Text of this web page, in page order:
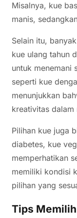
Misalnya, kue
manis,
Selain itu,
kue ulang tahun
untuk menemani
seperti kue
menunjukkan
kreativitas
Pilihan kue juga
diabetes, kue
memperhatikan
memiliki kondisi
pilihan yang
Tips